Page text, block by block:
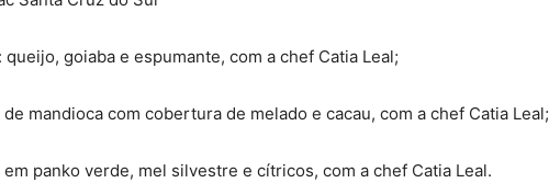
goiaba e espumante, com a chef Catia Leal;
mandioca com cobertura de melado e cacau, com a chef Catia Leal;
panko verde, mel silvestre e cítricos, com a chef Catia Leal.